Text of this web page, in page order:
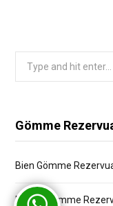
Gömme
Bien Gömme
Bocchi Gömme